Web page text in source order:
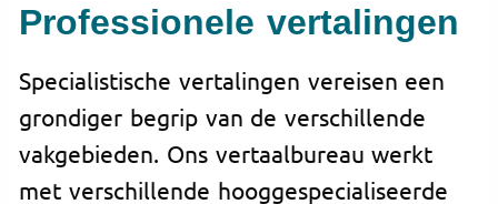
Professionele vertalingen
Specialistische vertalingen vereisen een
grondiger begrip van de verschillende
vakgebieden. Ons vertaalbureau werkt
met verschillende hooggespecialiseerde